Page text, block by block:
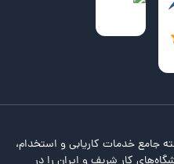
جامع خدمات کاریابی و استخدام،